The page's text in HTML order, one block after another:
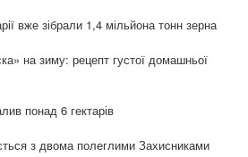
вже зібрали 1,4 мільйона тонн зерна
на зиму: рецепт густої домашньої
понад 6 гектарів
з двома полеглими Захисниками